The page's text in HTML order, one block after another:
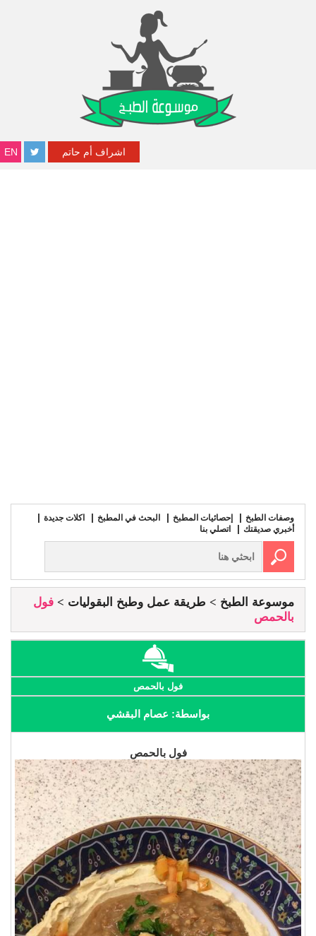
EN اشراف أم حاتم
وصفات الطبخ إحصائيات المطبخ البحث في المطبخ
اكلات جديدة
أخبري صديقتك
اتصلي بنا
موسوعة الطبخ طريقة عمل وطبخ البقوليات
فول
بالحمص
فول بالحمص
بواسطة: عصام البقشي
فول بالحمص